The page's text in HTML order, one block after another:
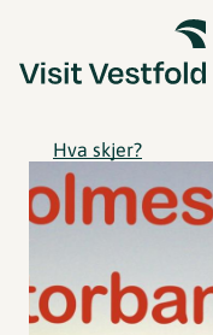
Hva skjer?